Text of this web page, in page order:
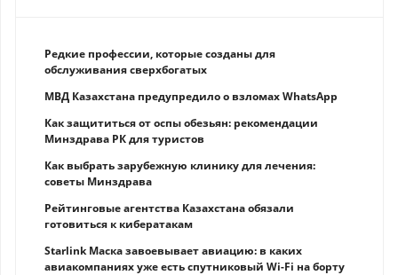
Редкие профессии, которые созданы для
обслуживания сверхбогатых
МВД Казахстана предупредило о взломах WhatsApp
Как защититься от оспы обезьян: рекомендации
Минздрава РК для туристов
Как выбрать зарубежную клинику для лечения:
советы Минздрава
Рейтинговые агентства Казахстана обязали
готовиться к кибератакам
Starlink Маска завоевывает авиацию: в каких
авиакомпаниях уже есть спутниковый Wi-Fi на борту